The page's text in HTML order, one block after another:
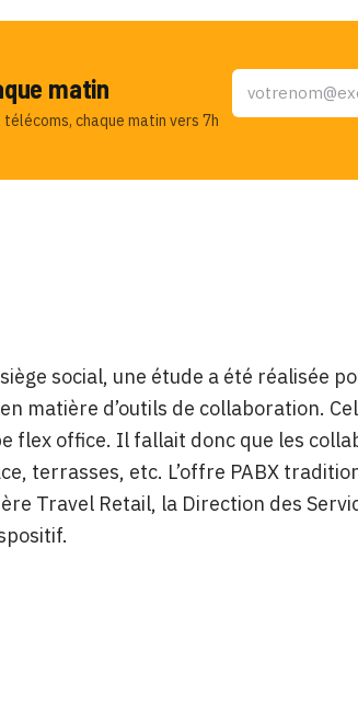
matin
chaque matin vers 7h
social, une étude a été réalisée
matière d’outils de collaboration.
flex office. Il fallait donc que les
terrasses, etc. L’offre PABX
Travel Retail, la Direction des